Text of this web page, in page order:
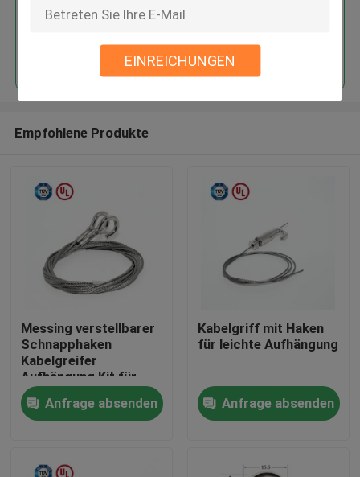
EINREICHUNGEN
Haus
Produkte
Videos
Fortsetzen
Empfohlene Produkte
Messing verstellbarer
Schnapphaken
Kabelgreifer
Aufhängung Kit für
Malerei hängen
Anfrage absenden
Kabelgriff mit Haken
für leichte Aufhängung
Anfrage absenden